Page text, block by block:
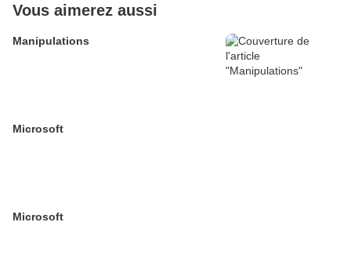
Vous aimerez aussi
Manipulations
Microsoft
Microsoft